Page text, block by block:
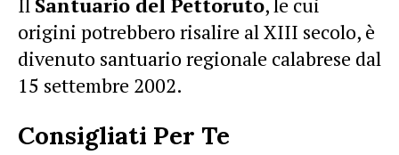
origini potrebbero risalire al XIII secolo, è
divenuto santuario regionale calabrese dal
15 settembre 2002.
Consigliati Per Te